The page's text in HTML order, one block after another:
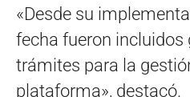
«Desde su
fecha fueron incluidos
trámites para la
plataforma», destacó.